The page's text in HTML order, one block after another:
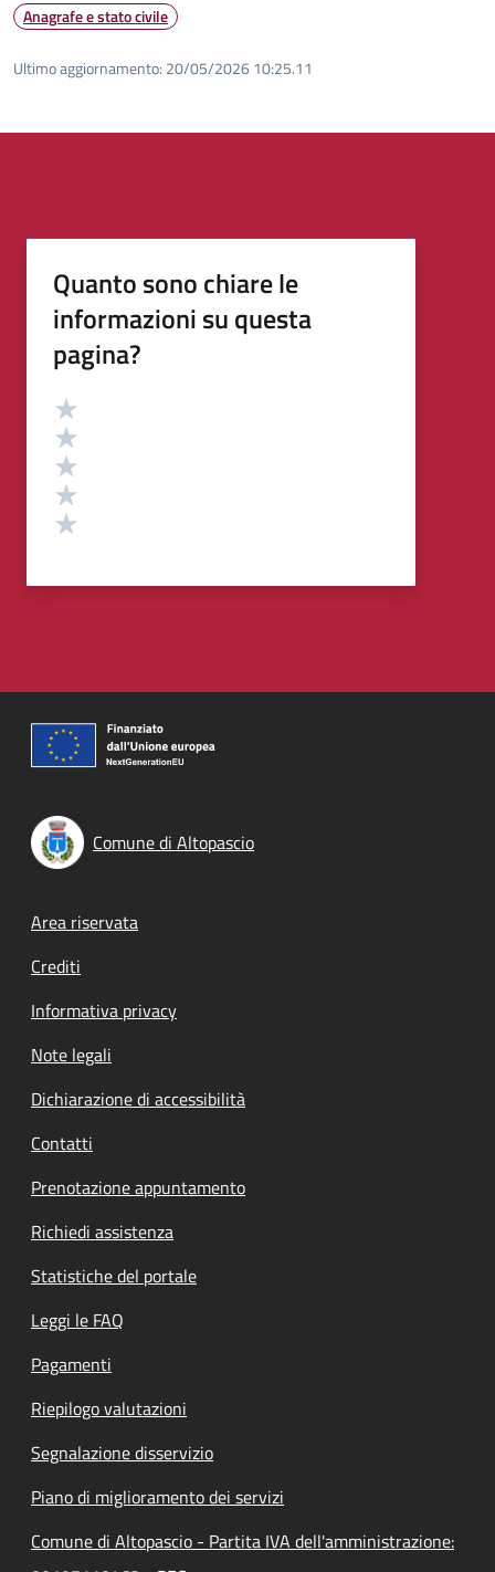
Anagrafe e stato civile
Ultimo aggiornamento: 20/05/2026 10:25.11
Quanto sono chiare le
informazioni su questa
pagina?
Valutazione
Comune di Altopascio
Footer menu
Area riservata
Crediti
Informativa privacy
Note legali
Dichiarazione di accessibilità
Contatti
Prenotazione appuntamento
Richiedi assistenza
Statistiche del portale
Leggi le FAQ
Pagamenti
Riepilogo valutazioni
Segnalazione disservizio
Piano di miglioramento dei servizi
Comune di Altopascio - Partita IVA dell'amministrazione: